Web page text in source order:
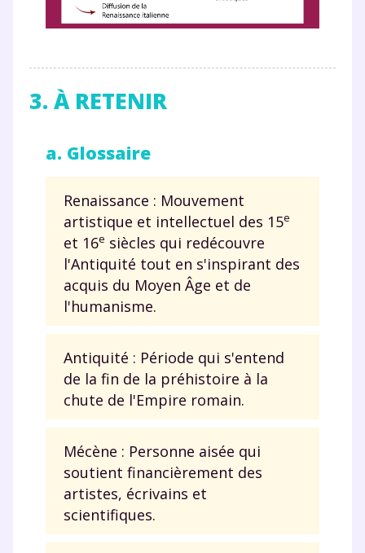
3. À RETENIR
a. Glossaire
Renaissance : Mouvement
artistique et intellectuel des 15e
et 16e siècles qui redécouvre
l'Antiquité tout en s'inspirant des
acquis du Moyen Âge et de
l'humanisme.
Antiquité : Période qui s'entend
de la fin de la préhistoire à la
chute de l'Empire romain.
Mécène : Personne aisée qui
soutient financièrement des
artistes, écrivains et
scientifiques.
Envie de progresser